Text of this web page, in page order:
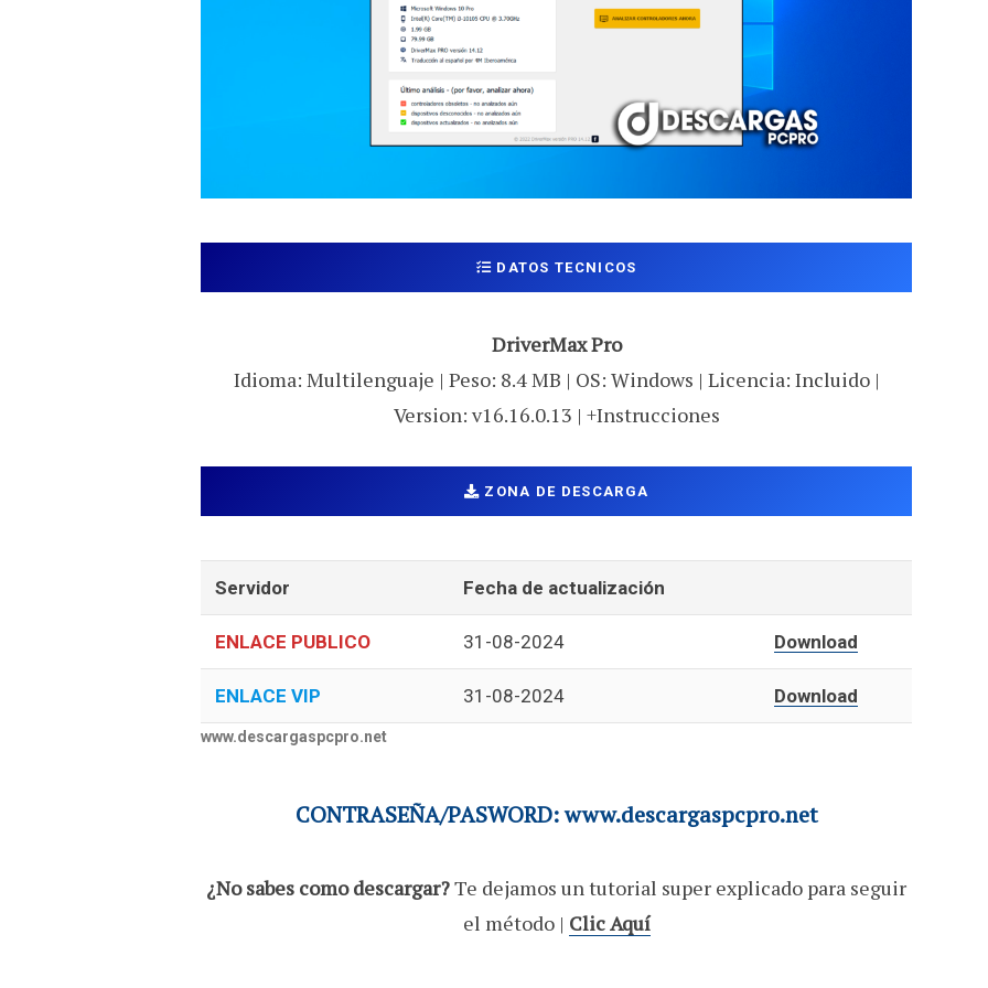
DATOS TECNICOS
DriverMax Pro
Idioma: Multilenguaje | Peso: 8.4 MB | OS: Windows | Licencia: Incluido |
Version: v16.16.0.13 | +Instrucciones
ZONA DE DESCARGA
Servidor Fecha de actualización
ENLACE PUBLICO 31-08-2024 Download
ENLACE VIP 31-08-2024 Download
www.descargaspcpro.net
CONTRASEÑA/PASWORD: www.descargaspcpro.net
¿No sabes como descargar?Te dejamos un tutorial super explicado para seguir
el método | Clic Aquí